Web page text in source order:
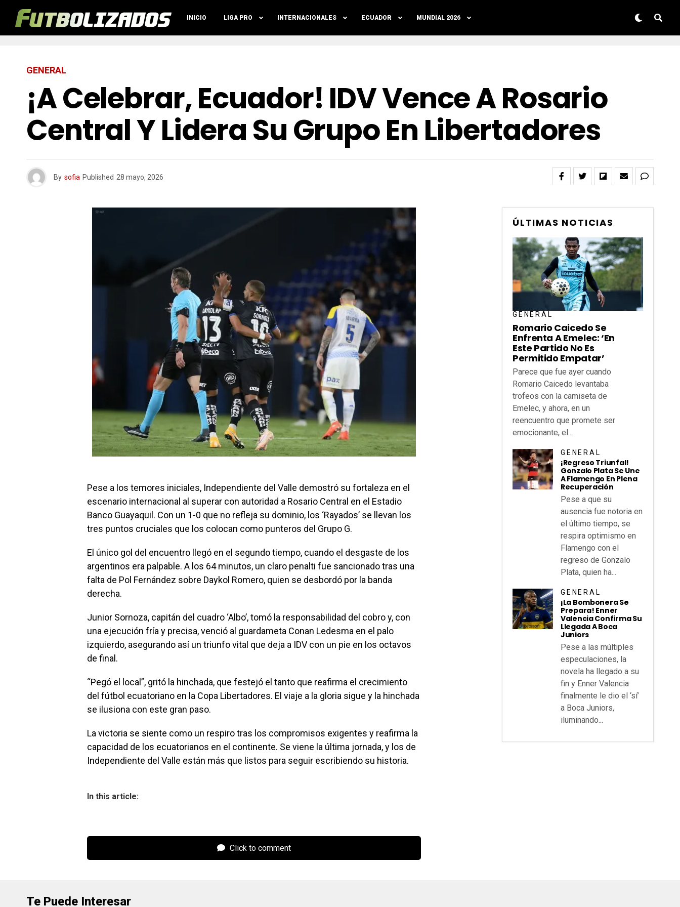
INICIO LIGA PRO INTERNACIONALES ECUADOR MUNDIAL 2026
GENERAL
¡A Celebrar, Ecuador! IDV Vence A Rosario
Central Y Lidera Su Grupo En Libertadores
By sofia Published 28 mayo, 2026
Pese a los temores iniciales, Independiente del Valle demostró su fortaleza en el
escenario internacional al superar con autoridad a Rosario Central en el Estadio
Banco Guayaquil. Con un 1-0 que no refleja su dominio, los ‘Rayados’ se llevan los
tres puntos cruciales que los colocan como punteros del Grupo G.
El único gol del encuentro llegó en el segundo tiempo, cuando el desgaste de los
argentinos era palpable. A los 64 minutos, un claro penalti fue sancionado tras una
falta de Pol Fernández sobre Daykol Romero, quien se desbordó por la banda
derecha.
Junior Sornoza, capitán del cuadro ‘Albo’, tomó la responsabilidad del cobro y, con
una ejecución fría y precisa, venció al guardameta Conan Ledesma en el palo
izquierdo, asegurando así un triunfo vital que deja a IDV con un pie en los octavos
de final.
“Pegó el local”, gritó la hinchada, que festejó el tanto que reafirma el crecimiento
del fútbol ecuatoriano en la Copa Libertadores. El viaje a la gloria sigue y la hinchada
se ilusiona con este gran paso.
La victoria se siente como un respiro tras los compromisos exigentes y reafirma la
capacidad de los ecuatorianos en el continente. Se viene la última jornada, y los de
Independiente del Valle están más que listos para seguir escribiendo su historia.
In this article:
Click to comment
ÚLTIMAS NOTICIAS
GENERAL
Romario Caicedo Se
Enfrenta A Emelec: ‘En
Este Partido No Es
Permitido Empatar’
Parece que fue ayer cuando
Romario Caicedo levantaba
trofeos con la camiseta de
Emelec, y ahora, en un
reencuentro que promete ser
emocionante, el...
GENERAL
¡Regreso Triunfal!
Gonzalo Plata Se Une
A Flamengo En Plena
Recuperación
Pese a que su
ausencia fue notoria en
el último tiempo, se
respira optimismo en
Flamengo con el
regreso de Gonzalo
Plata, quien ha...
GENERAL
¡La Bombonera Se
Prepara! Enner
Valencia Confirma Su
Llegada A Boca
Juniors
Pese a las múltiples
especulaciones, la
novela ha llegado a su
fin y Enner Valencia
finalmente le dio el ‘sí’
a Boca Juniors,
iluminando...
Te Puede Interesar